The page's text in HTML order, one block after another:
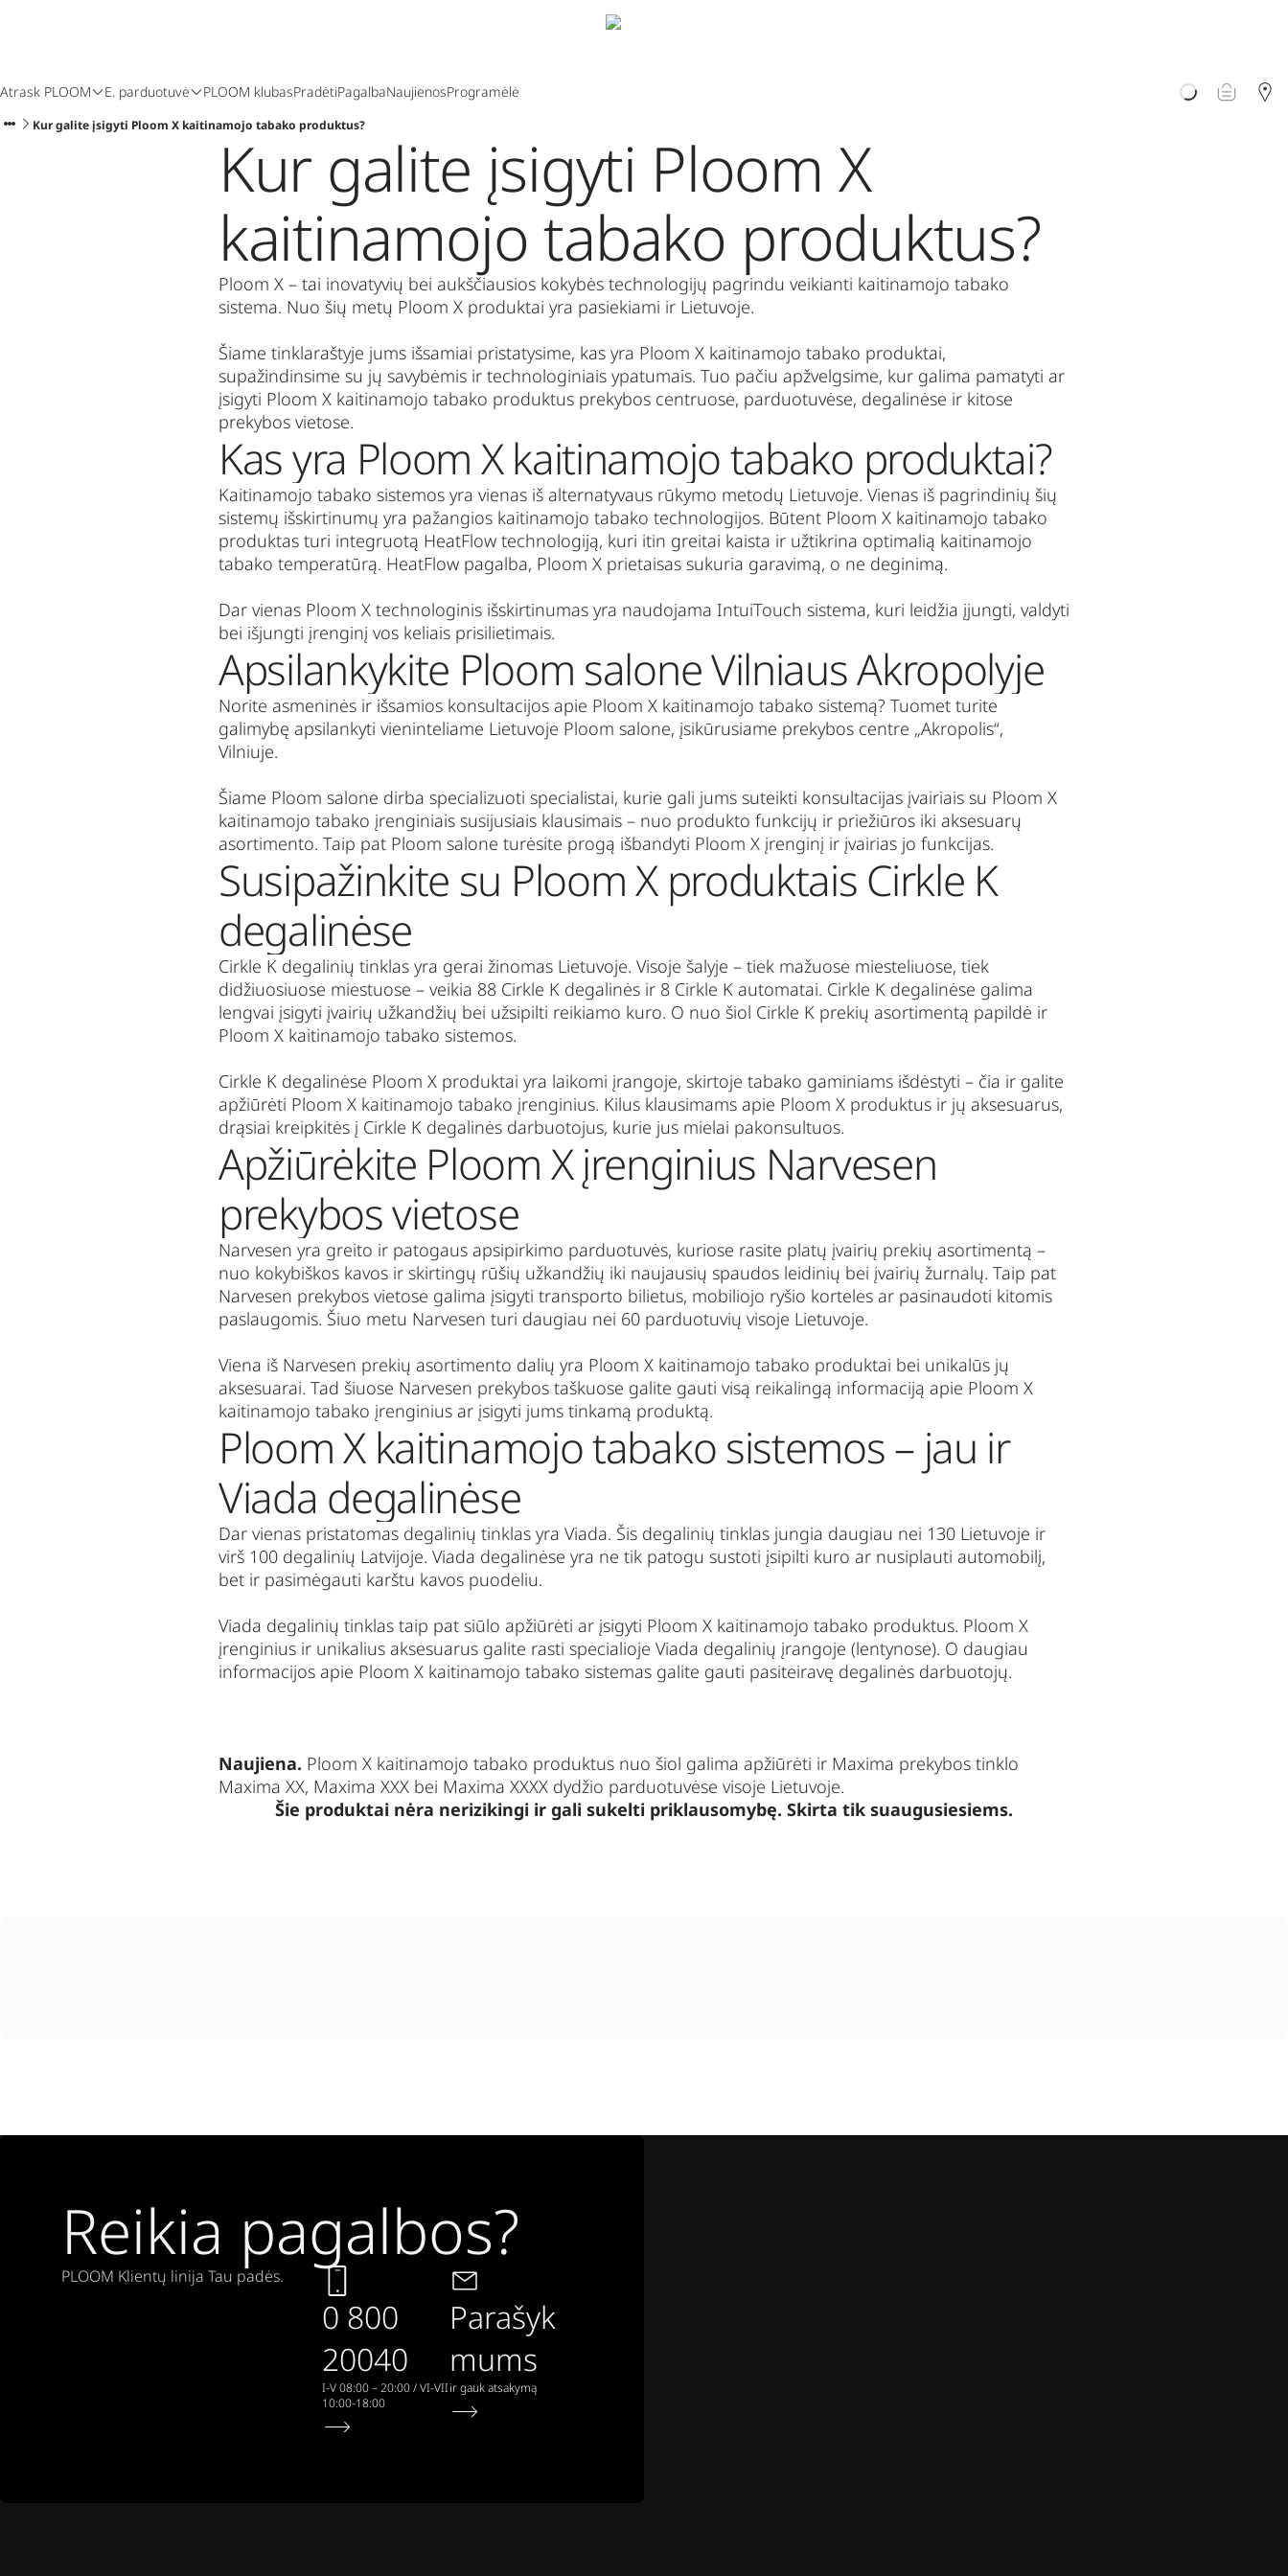
Atrask PLOOM E. parduotuvė PLOOM klubasPradėtiPagalbaNaujienosProgramėlė
Kur galite įsigyti Ploom X kaitinamojo tabako produktus?
Kur galite įsigyti Ploom X
kaitinamojo tabako produktus?
Ploom X – tai inovatyvių bei aukščiausios kokybės technologijų pagrindu veikianti kaitinamojo tabako
sistema. Nuo šių metų Ploom X produktai yra pasiekiami ir Lietuvoje.
Šiame tinklaraštyje jums išsamiai pristatysime, kas yra Ploom X kaitinamojo tabako produktai,
supažindinsime su jų savybėmis ir technologiniais ypatumais. Tuo pačiu apžvelgsime, kur galima pamatyti ar
įsigyti Ploom X kaitinamojo tabako produktus prekybos centruose, parduotuvėse, degalinėse ir kitose
prekybos vietose.
Kas yra Ploom X kaitinamojo tabako produktai?
Kaitinamojo tabako sistemos yra vienas iš alternatyvaus rūkymo metodų Lietuvoje. Vienas iš pagrindinių šių
sistemų išskirtinumų yra pažangios kaitinamojo tabako technologijos. Būtent Ploom X kaitinamojo tabako
produktas turi integruotą HeatFlow technologiją, kuri itin greitai kaista ir užtikrina optimalią kaitinamojo
tabako temperatūrą. HeatFlow pagalba, Ploom X prietaisas sukuria garavimą, o ne deginimą.
Dar vienas Ploom X technologinis išskirtinumas yra naudojama IntuiTouch sistema, kuri leidžia įjungti, valdyti
bei išjungti įrenginį vos keliais prisilietimais.
Apsilankykite Ploom salone Vilniaus Akropolyje
Norite asmeninės ir išsamios konsultacijos apie Ploom X kaitinamojo tabako sistemą? Tuomet turite
galimybę apsilankyti vieninteliame Lietuvoje Ploom salone, įsikūrusiame prekybos centre „Akropolis“,
Vilniuje.
Šiame Ploom salone dirba specializuoti specialistai, kurie gali jums suteikti konsultacijas įvairiais su Ploom X
kaitinamojo tabako įrenginiais susijusiais klausimais – nuo produkto funkcijų ir priežiūros iki aksesuarų
asortimento. Taip pat Ploom salone turėsite progą išbandyti Ploom X įrenginį ir įvairias jo funkcijas.
Susipažinkite su Ploom X produktais Cirkle K
degalinėse
Cirkle K degalinių tinklas yra gerai žinomas Lietuvoje. Visoje šalyje – tiek mažuose miesteliuose, tiek
didžiuosiuose miestuose – veikia 88 Cirkle K degalinės ir 8 Cirkle K automatai. Cirkle K degalinėse galima
lengvai įsigyti įvairių užkandžių bei užsipilti reikiamo kuro. O nuo šiol Cirkle K prekių asortimentą papildė ir
Ploom X kaitinamojo tabako sistemos.
Cirkle K degalinėse Ploom X produktai yra laikomi įrangoje, skirtoje tabako gaminiams išdėstyti – čia ir galite
apžiūrėti Ploom X kaitinamojo tabako įrenginius. Kilus klausimams apie Ploom X produktus ir jų aksesuarus,
drąsiai kreipkitės į Cirkle K degalinės darbuotojus, kurie jus mielai pakonsultuos.
Apžiūrėkite Ploom X įrenginius Narvesen
prekybos vietose
Narvesen yra greito ir patogaus apsipirkimo parduotuvės, kuriose rasite platų įvairių prekių asortimentą –
nuo kokybiškos kavos ir skirtingų rūšių užkandžių iki naujausių spaudos leidinių bei įvairių žurnalų. Taip pat
Narvesen prekybos vietose galima įsigyti transporto bilietus, mobiliojo ryšio korteles ar pasinaudoti kitomis
paslaugomis. Šiuo metu Narvesen turi daugiau nei 60 parduotuvių visoje Lietuvoje.
Viena iš Narvesen prekių asortimento dalių yra Ploom X kaitinamojo tabako produktai bei unikalūs jų
aksesuarai. Tad šiuose Narvesen prekybos taškuose galite gauti visą reikalingą informaciją apie Ploom X
kaitinamojo tabako įrenginius ar įsigyti jums tinkamą produktą.
Ploom X kaitinamojo tabako sistemos – jau ir
Viada degalinėse
Dar vienas pristatomas degalinių tinklas yra Viada. Šis degalinių tinklas jungia daugiau nei 130 Lietuvoje ir
virš 100 degalinių Latvijoje. Viada degalinėse yra ne tik patogu sustoti įsipilti kuro ar nusiplauti automobilį,
bet ir pasimėgauti karštu kavos puodeliu.
Viada degalinių tinklas taip pat siūlo apžiūrėti ar įsigyti Ploom X kaitinamojo tabako produktus. Ploom X
įrenginius ir unikalius aksesuarus galite rasti specialioje Viada degalinių įrangoje (lentynose). O daugiau
informacijos apie Ploom X kaitinamojo tabako sistemas galite gauti pasiteiravę degalinės darbuotojų.
Naujiena. Ploom X kaitinamojo tabako produktus nuo šiol galima apžiūrėti ir Maxima prekybos tinklo
Maxima XX, Maxima XXX bei Maxima XXXX dydžio parduotuvėse visoje Lietuvoje.
Šie produktai nėra nerizikingi ir gali sukelti priklausomybę. Skirta tik suaugusiesiems.
Reikia pagalbos?
PLOOM Klientų linija Tau padės.
0 800
20040
I-V 08:00 – 20:00 / VI-VII
10:00-18:00
Parašyk
mums
ir gauk atsakymą